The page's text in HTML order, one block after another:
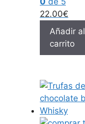
22.00€
Añadir al
carrito